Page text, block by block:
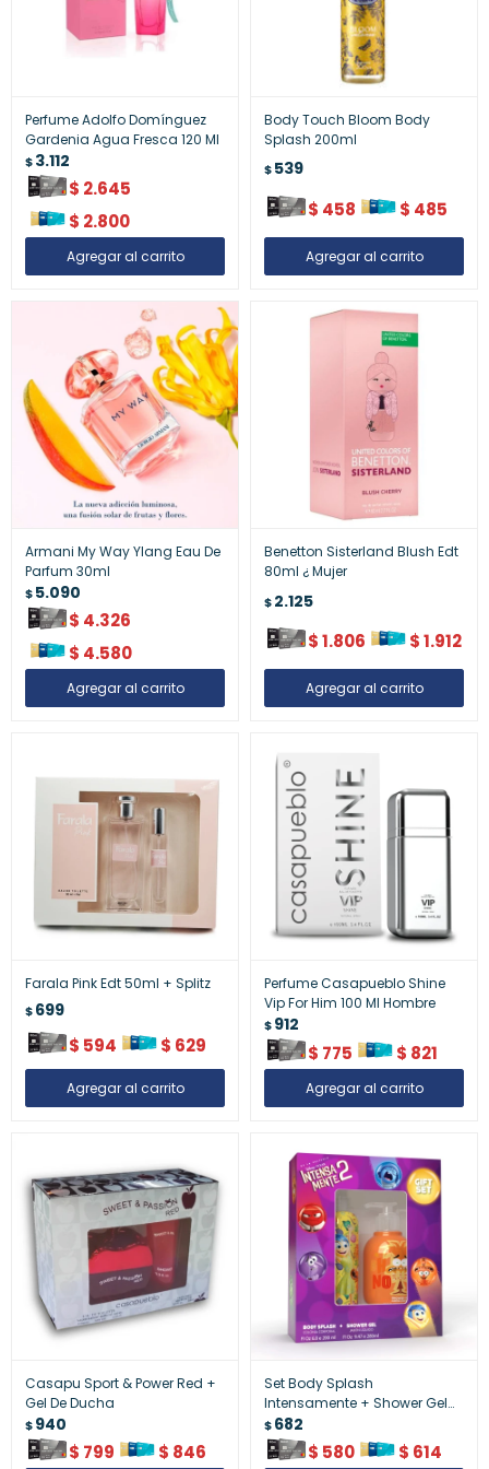
Perfume Adolfo Domínguez
Gardenia Agua Fresca 120 Ml
$3.112
$ 2.645
$ 2.800
Body Touch Bloom Body
Splash 200ml
$539
$ 458 $ 485
Armani My Way Ylang Eau De
Parfum 30ml
$5.090
$ 4.326
$ 4.580
Benetton Sisterland Blush Edt
80ml ¿ Mujer
$2.125
$1.806 $1.912
Farala Pink Edt 50ml + Splitz
$699
$ 594 $ 629
Perfume Casapueblo Shine
Vip For Him 100 Ml Hombre
$912
$ 775 $ 821
Casapu Sport & Power Red +
Gel De Ducha
$940
$ 799 $ 846
Set Body Splash
Intensamente + Shower Gel
Infantil
$682
$ 580 $ 614